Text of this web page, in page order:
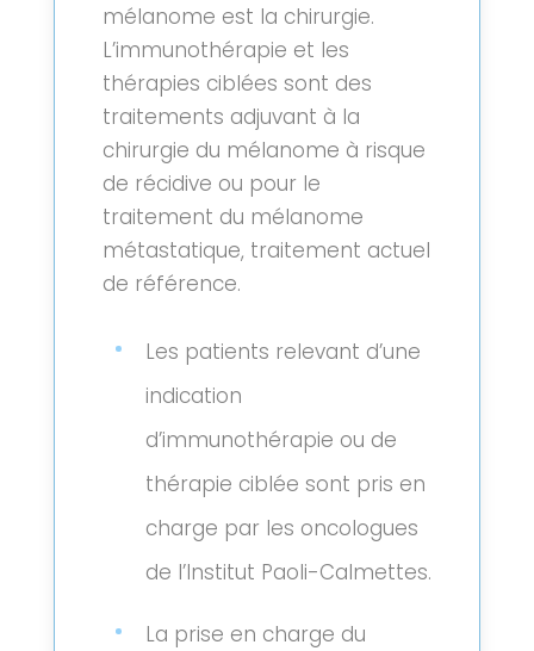
mélanome est la chirurgie.
L’immunothérapie et les
thérapies ciblées sont des
traitements adjuvant à la
chirurgie du mélanome à risque
de récidive ou pour le
traitement du mélanome
métastatique, traitement actuel
de référence.
Les patients relevant d’une
indication
d’immunothérapie ou de
thérapie ciblée sont pris en
charge par les oncologues
de l’Institut Paoli-Calmettes.
La prise en charge du